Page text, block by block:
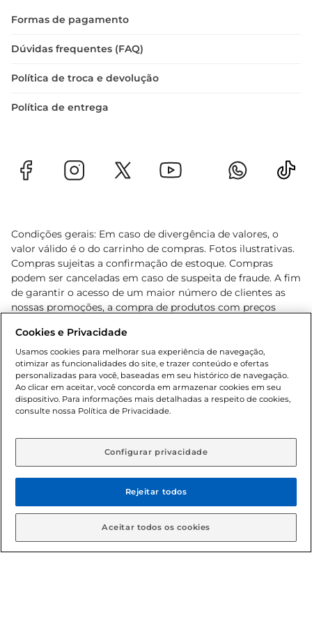
Formas de pagamento
Dúvidas frequentes (FAQ)
Política de troca e devolução
Política de entrega
Condições gerais: Em caso de divergência de valores, o
valor válido é o do carrinho de compras. Fotos ilustrativas.
Compras sujeitas a confirmação de estoque. Compras
podem ser canceladas em caso de suspeita de fraude. A fim
de garantir o acesso de um maior número de clientes as
nossas promoções, a compra de produtos com preços
cliente. Os preços, ofertas e condições são exclusivos para
o e-commerce e válidos durante o dia de hoje, podendo
sofrer alterações sem prévia notificação. Proibida a venda
de bebidas alcoólicas para menores de 18 anos, conforme
Lei n.º 8069/90, art. 81, inciso II (Estatuto da Criança e do
Adolescente). Preços e condições exclusivos para o
aviso prévio. O valor mínimo para as compras on-line é de
© 2026 Copyright. Todos os direitos
reservados Gbarbosa.
Cookies e Privacidade
Usamos cookies para melhorar sua experiência de navegação,
otimizar as funcionalidades do site, e trazer conteúdo e ofertas
personalizadas para você, baseadas em seu histórico de navegação.
Ao clicar em aceitar, você concorda em armazenar cookies em seu
dispositivo. Para informações mais detalhadas a respeito de cookies,
consulte nossa Política de Privacidade.
Configurar privacidade
Rejeitar todos
Aceitar todos os cookies